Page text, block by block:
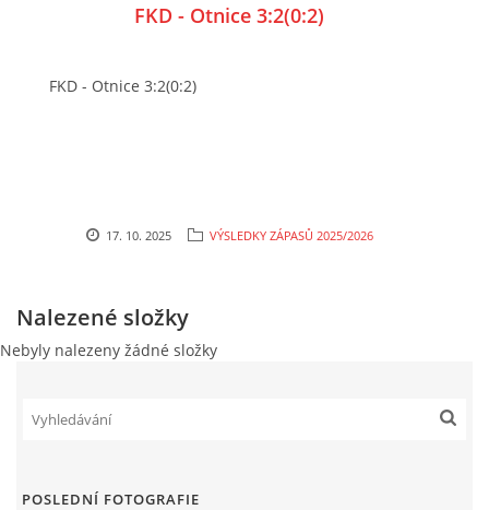
FKD - Otnice 3:2(0:2)
FKD - Otnice 3:2(0:2)
17. 10. 2025 VÝSLEDKY ZÁPASŮ 2025/2026
Nalezené složky
Nebyly nalezeny žádné složky
POSLEDNÍ FOTOGRAFIE